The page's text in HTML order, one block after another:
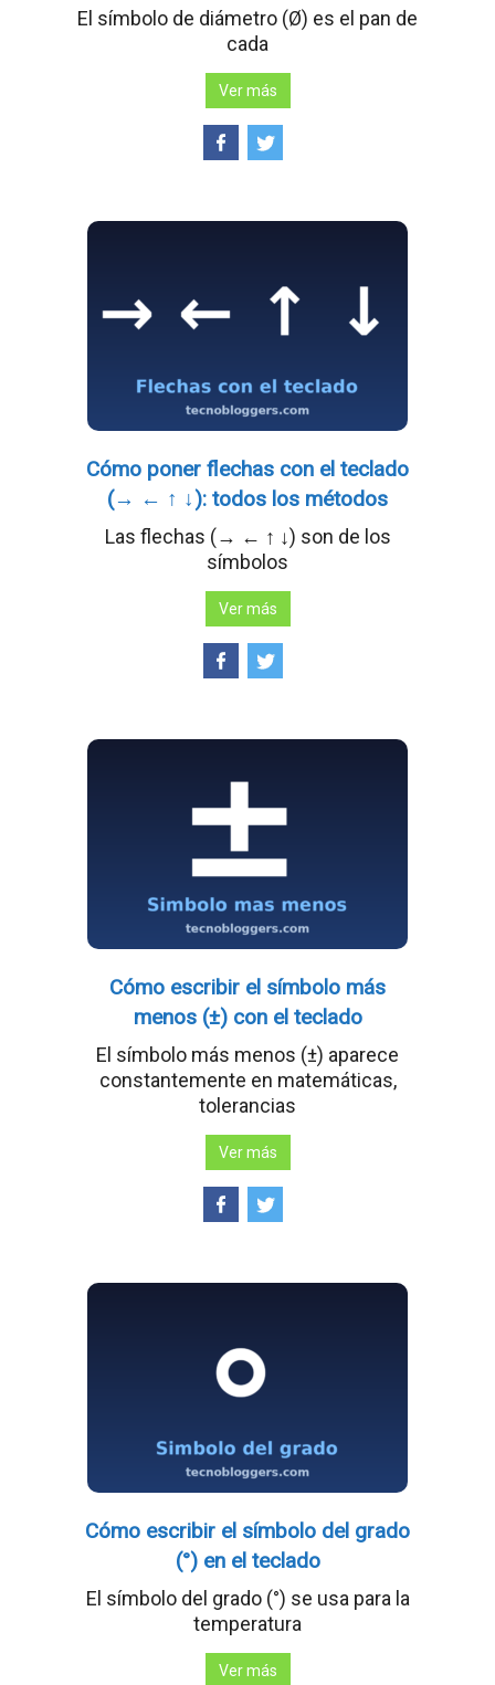
El símbolo de diámetro (Ø) es el pan de
cada
Ver más
Cómo poner flechas con el teclado
(→ ← ↑ ↓): todos los métodos
Las flechas (→ ← ↑ ↓) son de los
símbolos
Ver más
Cómo escribir el símbolo más
menos (±) con el teclado
El símbolo más menos (±) aparece
constantemente en matemáticas,
tolerancias
Ver más
Cómo escribir el símbolo del grado
(°) en el teclado
El símbolo del grado (°) se usa para la
temperatura
Ver más